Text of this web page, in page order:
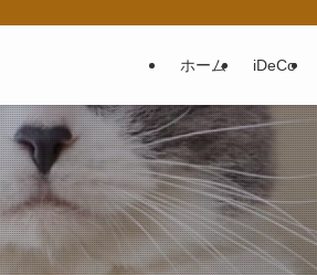
ホーム iDeCo